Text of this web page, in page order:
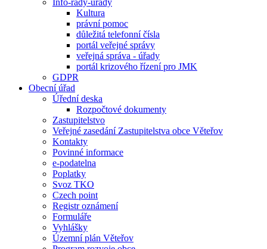
Info-rady-úřady
Kultura
právní pomoc
důležitá telefonní čísla
portál veřejné správy
veřejná správa - úřady
portál krizového řízení pro JMK
GDPR
Obecní úřad
Úřední deska
Rozpočtové dokumenty
Zastupitelstvo
Veřejné zasedání Zastupitelstva obce Věteřov
Kontakty
Povinné informace
e-podatelna
Poplatky
Svoz TKO
Czech point
Registr oznámení
Formuláře
Vyhlášky
Územní plán Věteřov